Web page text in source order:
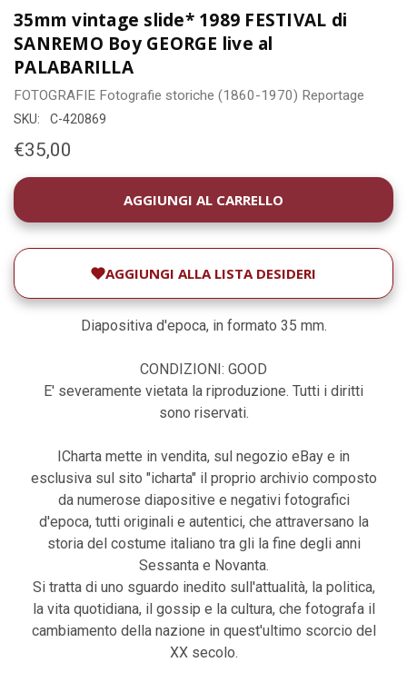
35mm vintage slide* 1989 FESTIVAL di
SANREMO Boy GEORGE live al
PALABARILLA
FOTOGRAFIE Fotografie storiche (1860-1970) Reportage
SKU: C-420869
€35,00
DISPONIBILITÀ
ATTUALE:
AGGIUNGI ALLA LISTA DESIDERI
Diapositiva d'epoca, in formato 35 mm.
CONDIZIONI: GOOD
E' severamente vietata la riproduzione. Tutti i diritti
sono riservati.
ICharta mette in vendita, sul negozio eBay e in
esclusiva sul sito "icharta" il proprio archivio composto
da numerose diapositive e negativi fotografici
d'epoca, tutti originali e autentici, che attraversano la
storia del costume italiano tra gli la fine degli anni
Sessanta e Novanta.
Si tratta di uno sguardo inedito sull'attualità, la politica,
la vita quotidiana, il gossip e la cultura, che fotografa il
cambiamento della nazione in quest'ultimo scorcio del
XX secolo.